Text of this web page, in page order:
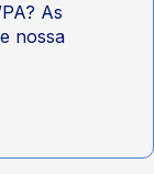
As
nossa